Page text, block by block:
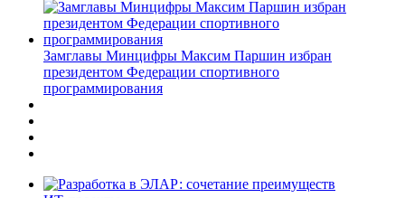
Замглавы Минцифры Максим Паршин избран
президентом Федерации спортивного
программирования